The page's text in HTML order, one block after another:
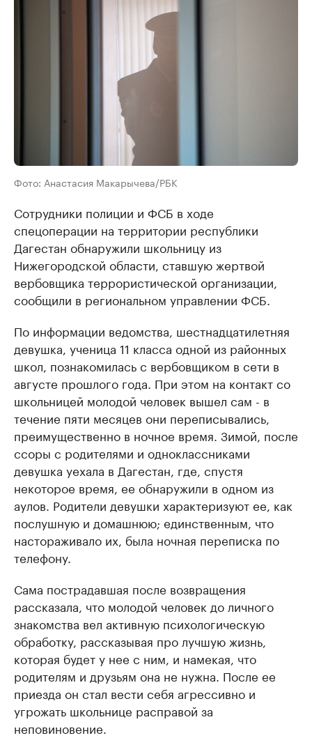
Фото: Анастасия Макарычева/РБК
Сотрудники полиции и ФСБ в ходе
спецоперации на территории республики
Дагестан обнаружили школьницу из
Нижегородской области, ставшую жертвой
вербовщика террористической организации,
сообщили в региональном управлении ФСБ.
По информации ведомства, шестнадцатилетняя
девушка, ученица 11 класса одной из районных
школ, познакомилась с вербовщиком в сети в
августе прошлого года. При этом на контакт со
школьницей молодой человек вышел сам - в
течение пяти месяцев они переписывались,
преимущественно в ночное время. Зимой, после
ссоры с родителями и одноклассниками
девушка уехала в Дагестан, где, спустя
некоторое время, ее обнаружили в одном из
аулов. Родители девушки характеризуют ее, как
послушную и домашнюю; единственным, что
настораживало их, была ночная переписка по
телефону.
Сама пострадавшая после возвращения
рассказала, что молодой человек до личного
знакомства вел активную психологическую
обработку, рассказывая про лучшую жизнь,
которая будет у нее с ним, и намекая, что
родителям и друзьям она не нужна. После ее
приезда он стал вести себя агрессивно и
угрожать школьнице расправой за
неповиновение.